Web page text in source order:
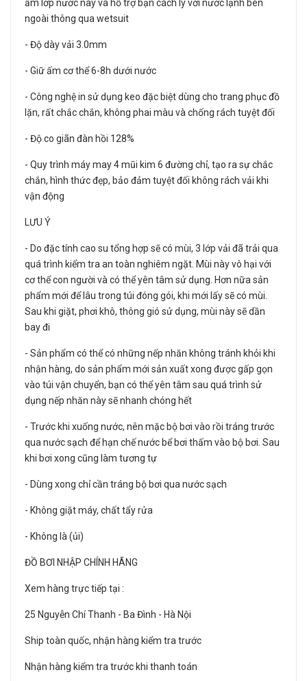
ấm lớp nước này và hỗ trợ bạn cách ly với nước lạnh bên
ngoài thông qua wetsuit
- Độ dày vải 3.0mm
- Giữ ấm cơ thể 6-8h dưới nước
- Công nghệ in sử dụng keo đặc biệt dùng cho trang phục đồ
lặn, rất chắc chắn, không phai màu và chống rách tuyệt đối
- Độ co giãn đàn hồi 128%
- Quy trình máy may 4 mũi kim 6 đường chỉ, tạo ra sự chắc
chắn, hình thức đẹp, bảo đảm tuyệt đối không rách vải khi
vận động
LƯU Ý
- Do đặc tính cao su tổng hợp sẽ có mùi, 3 lớp vải đã trải qua
quá trình kiểm tra an toàn nghiêm ngặt. Mùi này vô hại với
cơ thể con người và có thể yên tâm sử dụng. Hơn nữa sản
phẩm mới để lâu trong túi đóng gói, khi mới lấy sẽ có mùi.
Sau khi giặt, phơi khô, thông gió sử dụng, mùi này sẽ dần
bay đi
- Sản phẩm có thể có những nếp nhăn không tránh khỏi khi
nhận hàng, do sản phẩm mới sản xuất xong được gấp gọn
vào túi vận chuyển, bạn có thể yên tâm sau quá trình sử
dụng nếp nhăn này sẽ nhanh chóng hết
- Trước khi xuống nước, nên mặc bộ bơi vào rồi tráng trước
qua nước sạch để hạn chế nước bể bơi thấm vào bộ bơi. Sau
khi bơi xong cũng làm tương tự
- Dùng xong chỉ cần tráng bộ bơi qua nước sạch
- Không giặt máy, chất tẩy rửa
- Không là (ủi)
ĐỒ BƠI NHẬP CHÍNH HÃNG
Xem hàng trực tiếp tại :
25 Nguyễn Chí Thanh - Ba Đình - Hà Nội
Ship toàn quốc, nhận hàng kiểm tra trước
Nhận hàng kiểm tra trước khi thanh toán